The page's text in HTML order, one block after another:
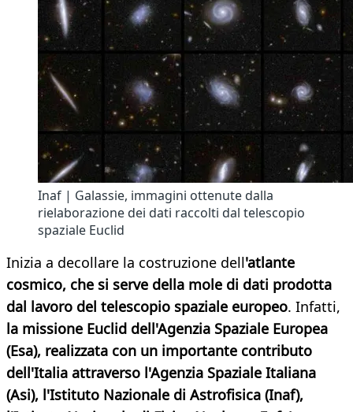
Inaf | Galassie, immagini ottenute dalla
rielaborazione dei dati raccolti dal telescopio
spaziale Euclid
Inizia a decollare la costruzione dell'atlante
cosmico, che si serve della mole di dati prodotta
dal lavoro del telescopio spaziale europeo. Infatti,
la missione Euclid dell'Agenzia Spaziale Europea
(Esa), realizzata con un importante contributo
dell'Italia attraverso l'Agenzia Spaziale Italiana
(Asi), l'Istituto Nazionale di Astrofisica (Inaf),